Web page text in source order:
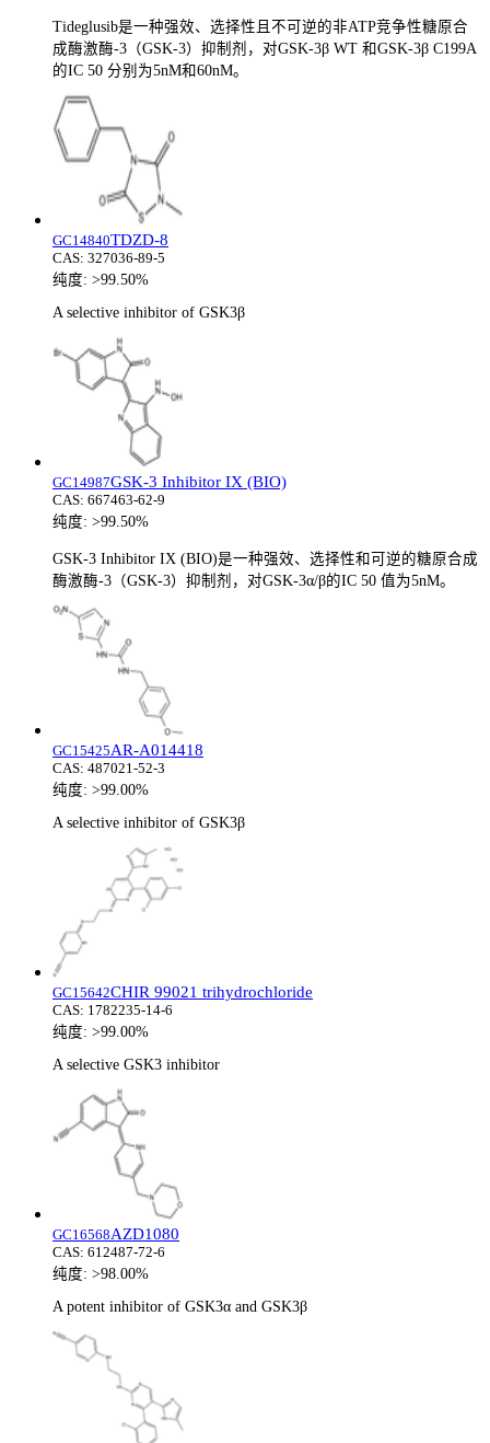
Tideglusib是一种强效、选择性且不可逆的非ATP竞争性糖原合
成酶激酶-3（GSK-3）抑制剂，对GSK-3β WT 和GSK-3β C199A
的IC 50 分别为5nM和60nM。
GC14840TDZD-8
CAS: 327036-89-5
纯度: >99.50%
A selective inhibitor of GSK3β
GC14987GSK-3 Inhibitor IX (BIO)
CAS: 667463-62-9
纯度: >99.50%
GSK-3 Inhibitor IX (BIO)是一种强效、选择性和可逆的糖原合成
酶激酶-3（GSK-3）抑制剂，对GSK-3α/β的IC 50 值为5nM。
GC15425AR-A014418
CAS: 487021-52-3
纯度: >99.00%
A selective inhibitor of GSK3β
GC15642CHIR 99021 trihydrochloride
CAS: 1782235-14-6
纯度: >99.00%
A selective GSK3 inhibitor
GC16568AZD1080
CAS: 612487-72-6
纯度: >98.00%
A potent inhibitor of GSK3α and GSK3β